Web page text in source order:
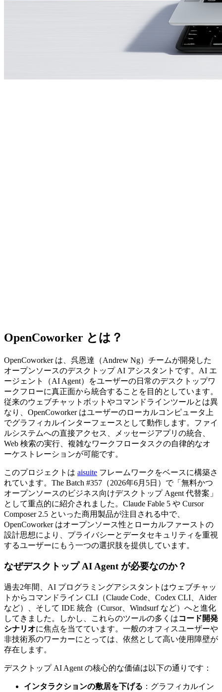
OpenCoworker とは？
OpenCoworker は、呉恩達（Andrew Ng）チームが開発した
オープンソースのデスクトップ AI アシスタントです。AI エ
ージェント（AI Agent）をユーザーの日常のデスクトップワ
ークフローに真正面から統合することを目的としています。
従来のウェブチャットボットやコマンドラインツールとは異
なり、OpenCoworker はユーザーのローカルコンピュータ上
でグラフィカルインターフェースとして動作します。ファイ
ルシステムへの直接アクセス、メッセージアプリの統合、
Web 検索の実行、複雑なワークフロータスクの自律的なオ
ーケストレーションが可能です。
このプロジェクトは aisuite フレームワークをベースに構築さ
れています。The Batch #357（2026年6月5日）で「無料かつ
オープンソースのビジネス向けデスクトップ Agent 代替案」
として重点的に紹介されました。Claude Fable 5 や Cursor
Composer 2.5 といった商用製品が注目される中で、
OpenCoworker はオープンソース性とローカルファーストの
設計思想により、プライバシーとデータセキュリティを重視
するユーザーにもう一つの選択肢を提供しています。
なぜデスクトップ AI Agent が必要なのか？
過去2年間、AI プログラミングアシスタントはウェブチャッ
トからコマンドライン CLI（Claude Code、Codex CLI、Aider
など）、そして IDE 統合（Cursor、Windsurf など）へと進化
してきました。しかし、これらのツールの多くはコード開発
シナリオに焦点を当てています。一般のオフィスユーザーや
非技術系のワーカーにとっては、依然として高い使用障壁が
存在します。
デスクトップ AI Agent の核心的な価値は以下の通りです：
インタラクションの敷居を下げる ：グラフィカルイン